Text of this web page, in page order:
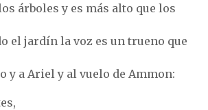
árboles y es más alto que los
el jardín la voz es un trueno que
y a Ariel y al vuelo de Ammon: